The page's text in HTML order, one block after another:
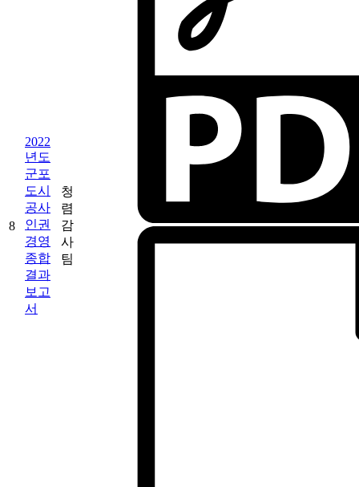
8
2022
년도
군포
도시
공사
인권
경영
종합
결과
보고
서
청
렴
감
사
팀